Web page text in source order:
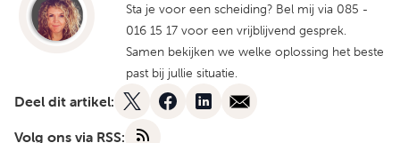
Sta je voor een scheiding? Bel mij via 085 -
016 15 17 voor een vrijblijvend gesprek.
Samen bekijken we welke oplossing het beste
past bij jullie situatie.
Deel dit artikel:
Volg ons via RSS: